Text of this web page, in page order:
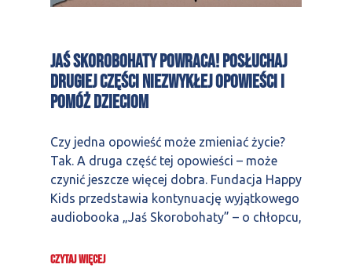
Jaś Skorobohaty powraca! Posłuchaj
drugiej części niezwykłej opowieści i
pomóż dzieciom
Czy jedna opowieść może zmieniać życie?
Tak. A druga część tej opowieści – może
czynić jeszcze więcej dobra. Fundacja Happy
Kids przedstawia kontynuację wyjątkowego
audiobooka „Jaś Skorobohaty” – o chłopcu,
CZYTAJ WIĘCEJ